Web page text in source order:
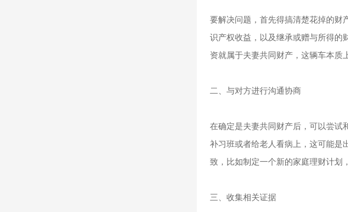
要解决问题，首先得搞清楚花掉的财
识产权收益，以及继承或赠与所得的
资就属于夫妻共同财产，这辆车本质
二、与对方进行沟通协商
在确定是夫妻共同财产后，可以尝试
补习班或者给老人看病上，这可能是
致，比如制定一个新的家庭理财计划
三、收集相关证据